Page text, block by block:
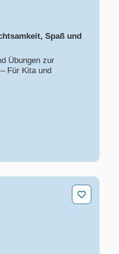
Spaß und
Übungen zur
Für Kita und
Alltag